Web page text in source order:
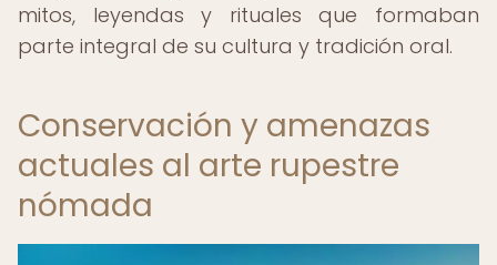
mitos, leyendas y rituales que formaban
parte integral de su cultura y tradición oral.
Conservación y amenazas
actuales al arte rupestre
nómada